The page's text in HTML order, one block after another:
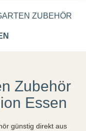
ZUBEHÖR
Zubehör
Essen
günstig direkt aus